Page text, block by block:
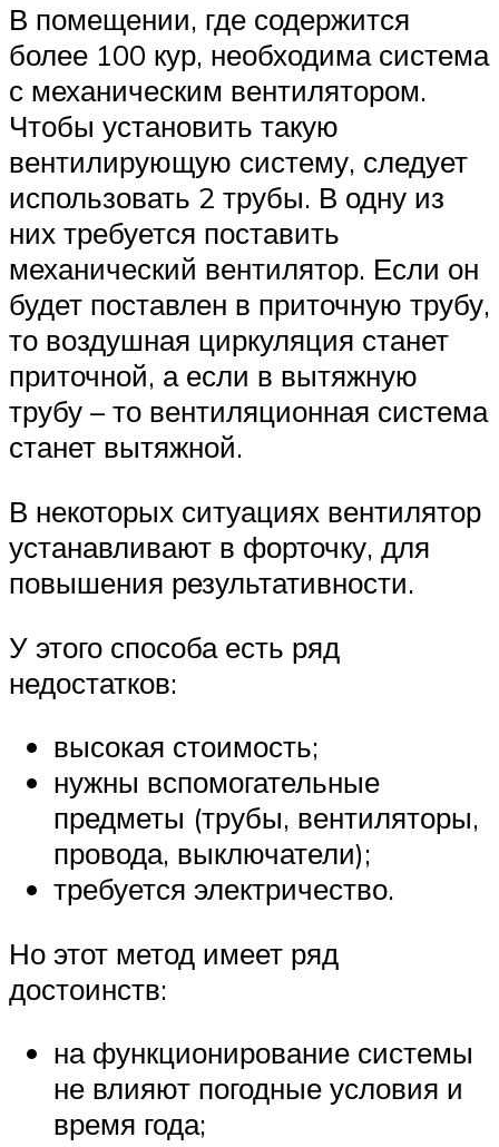
В помещении, где содержится
более 100 кур, необходима система
с механическим вентилятором.
Чтобы установить такую
вентилирующую систему, следует
использовать 2 трубы. В одну из
них требуется поставить
механический вентилятор. Если он
будет поставлен в приточную трубу,
то воздушная циркуляция станет
приточной, а если в вытяжную
трубу – то вентиляционная система
станет вытяжной.
В некоторых ситуациях вентилятор
устанавливают в форточку, для
повышения результативности.
У этого способа есть ряд
недостатков:
высокая стоимость;
нужны вспомогательные
предметы (трубы, вентиляторы,
провода, выключатели);
требуется электричество.
Но этот метод имеет ряд
достоинств:
на функционирование системы
не влияют погодные условия и
время года;